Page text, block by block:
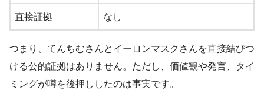
直接証拠 なし
つまり、てんちむさんとイーロンマスクさんを直接結びつ
ける公的証拠はありません。ただし、価値観や発言、タイ
ミングが噂を後押ししたのは事実です。